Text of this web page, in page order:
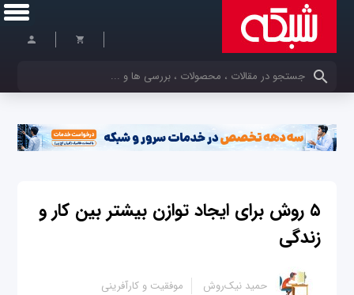
کلمات کلیدی خود را وارد کنید
۵ روش برای ایجاد توازن بیشتر بین کار و
زندگی
حمید نیک‌روش موفقیت و کارآفرینی